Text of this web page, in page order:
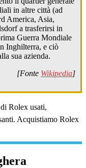
in altre città (ad
America, Asia,
a trasferirsi in
Guerra Mondiale
Inghilterra, e ciò
sua azienda.
[Fonte Wikipedia]
Rolex usati,
Acquistiamo Rolex